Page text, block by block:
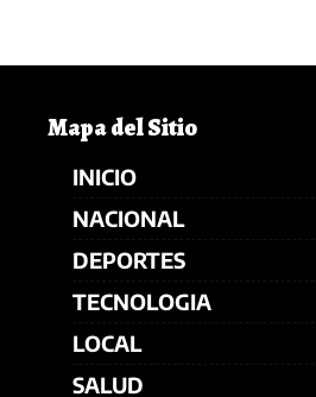
Mapa del Sitio
INICIO
NACIONAL
DEPORTES
TECNOLOGIA
LOCAL
SALUD